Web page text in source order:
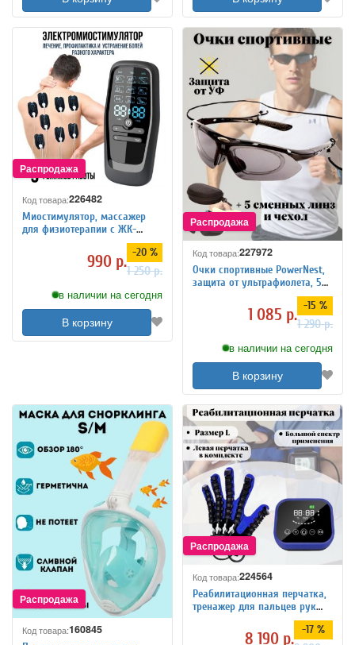
Код товара:226482
Миостимулятор, массажер
для физиотерапии с ЖК-
990 р. -20 %
1 250 р.
в наличии на сегодня
В корзину
Код товара:227972
Очки спортивные PowerNest,
защита от ультрафиолета, 5
1 085 р. -15 %
1 290 р.
в наличии на сегодня
В корзину
Код товара:160845
Код товара:224564
Реабилитационная перчатка,
тренажер для пальцев рук
ANYSMART левая рука L
8 190 р. -17 %